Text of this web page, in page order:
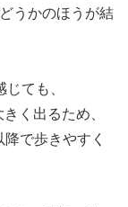
うかのほうが結
ても、
く出るため、
で歩きやすく